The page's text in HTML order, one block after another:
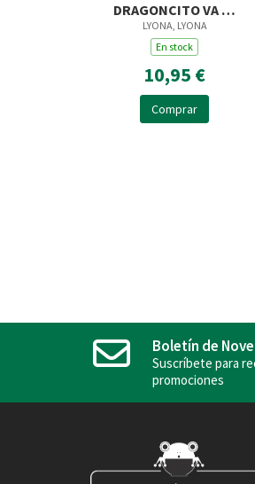
DRAGONCITO VA AL
COLE
LYONA, LYONA
En stock
10,95 €
Comprar
Boletín de
Suscríbete para
promociones